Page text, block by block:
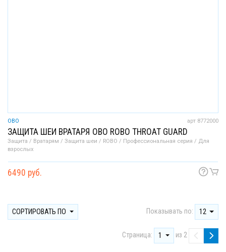
OBO арт 8772000
ЗАЩИТА ШЕИ ВРАТАРЯ OBO ROBO THROAT GUARD
Защита / Вратарям / Защита шеи / ROBO / Профессиональная серия / Для
взрослых
6490 руб.
СОРТИРОВАТЬ ПО Показывать по: 12
Страница: 1 из 2